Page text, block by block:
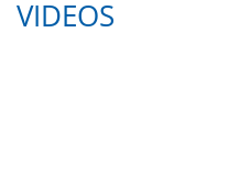
VIDEOS